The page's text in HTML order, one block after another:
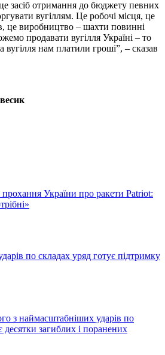
засіб отримання до бюджету певних
вугіллям. Це робочі місця, це
це виробництво – шахти повинні
продавати вугілля Україні – то
вугілля нам платили гроші”, – сказав
прохання України про ракети Patriot:
по складах уряд готує підтримку
з наймасштабніших ударів по
десятки загиблих і поранених